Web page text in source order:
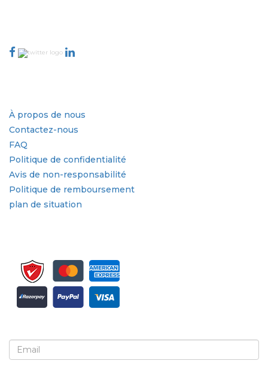
À propos de nous
Contactez-nous
FAQ
Politique de confidentialité
Avis de non-responsabilité
Politique de remboursement
plan de situation